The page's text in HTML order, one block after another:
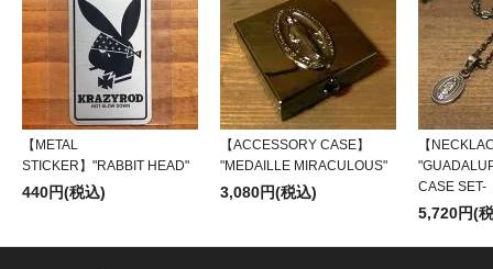
【METAL
STICKER】"RABBIT HEAD"
440円(税込)
【ACCESSORY CASE】
"MEDAILLE MIRACULOUS"
3,080円(税込)
【
CASE SET-
5,720円(